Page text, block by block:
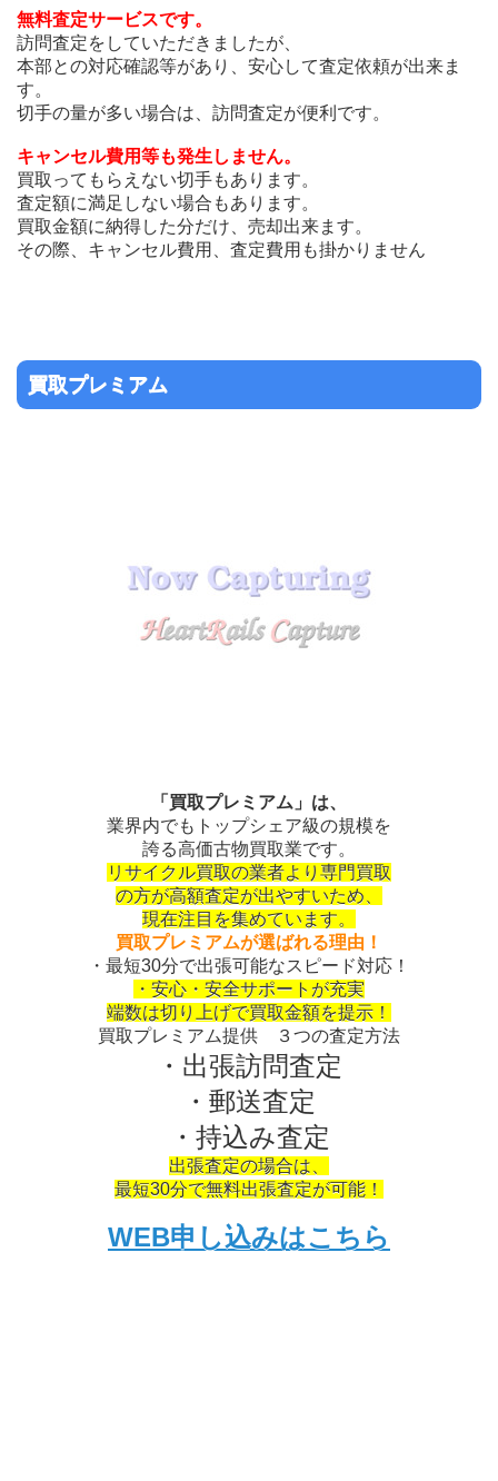
無料査定サービスです。
訪問査定をしていただきましたが、
本部との対応確認等があり、安心して査定依頼が出来ま
す。
切手の量が多い場合は、訪問査定が便利です。
キャンセル費用等も発生しません。
買取ってもらえない切手もあります。
査定額に満足しない場合もあります。
買取金額に納得した分だけ、売却出来ます。
その際、キャンセル費用、査定費用も掛かりません
買取プレミアム
「買取プレミアム」は、
業界内でもトップシェア級の規模を
誇る高価古物買取業です。
リサイクル買取の業者より専門買取
の方が高額査定が出やすいため、
現在注目を集めています。
買取プレミアムが選ばれる理由！
・最短30分で出張可能なスピード対応！
・安心・安全サポートが充実
端数は切り上げで買取金額を提示！
買取プレミアム提供 ３つの査定方法
・出張訪問査定
・郵送査定
・持込み査定
出張査定の場合は、
最短30分で無料出張査定が可能！
WEB申し込みはこちら